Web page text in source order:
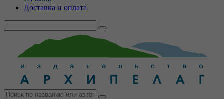
Доставка и оплата